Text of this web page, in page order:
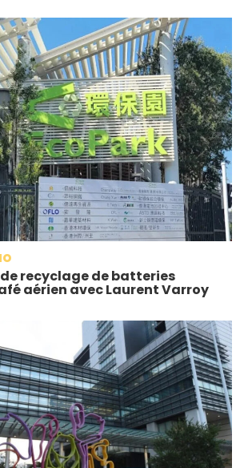
recyclage de batteries
aérien avec Laurent Varroy